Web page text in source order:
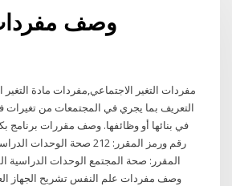
وصف
مفردات التغير الاجتماعي,مفردات مادة
التعريف بما يجري في المجتمعات من تغيرات
في بنائها أو وظائفها. وصف مقررات برنامج
وصف مفردات علم النفس تشريح الجهاز